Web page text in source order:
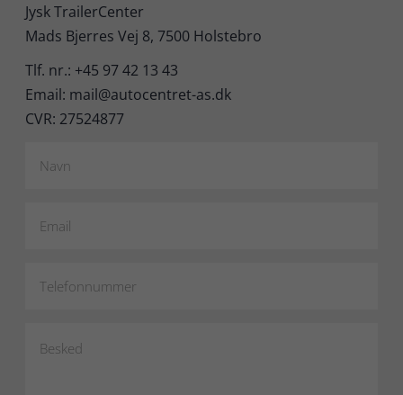
Jysk TrailerCenter
Mads Bjerres Vej 8, 7500 Holstebro
Tlf. nr.: +45 97 42 13 43
Email: mail@autocentret-as.dk
CVR: 27524877